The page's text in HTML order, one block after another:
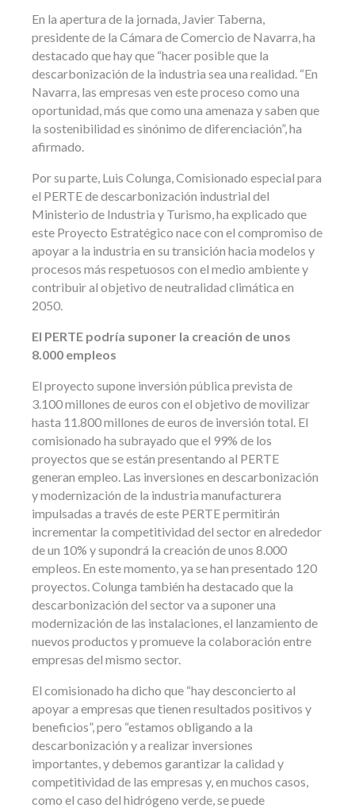
En la apertura de la jornada, Javier Taberna,
presidente de la Cámara de Comercio de Navarra, ha
destacado que hay que “hacer posible que la
descarbonización de la industria sea una realidad. “En
Navarra, las empresas ven este proceso como una
oportunidad, más que como una amenaza y saben que
la sostenibilidad es sinónimo de diferenciación”, ha
afirmado.
Por su parte, Luis Colunga, Comisionado especial para
el PERTE de descarbonización industrial del
Ministerio de Industria y Turismo, ha explicado que
este Proyecto Estratégico nace con el compromiso de
apoyar a la industria en su transición hacia modelos y
procesos más respetuosos con el medio ambiente y
contribuir al objetivo de neutralidad climática en
2050.
El PERTE podría suponer la creación de unos
8.000 empleos
El proyecto supone inversión pública prevista de
3.100 millones de euros con el objetivo de movilizar
hasta 11.800 millones de euros de inversión total. El
comisionado ha subrayado que el 99% de los
proyectos que se están presentando al PERTE
generan empleo. Las inversiones en descarbonización
y modernización de la industria manufacturera
impulsadas a través de este PERTE permitirán
incrementar la competitividad del sector en alrededor
de un 10% y supondrá la creación de unos 8.000
empleos. En este momento, ya se han presentado 120
proyectos. Colunga también ha destacado que la
descarbonización del sector va a suponer una
modernización de las instalaciones, el lanzamiento de
nuevos productos y promueve la colaboración entre
empresas del mismo sector.
El comisionado ha dicho que “hay desconcierto al
apoyar a empresas que tienen resultados positivos y
beneficios”, pero “estamos obligando a la
descarbonización y a realizar inversiones
importantes, y debemos garantizar la calidad y
competitividad de las empresas y, en muchos casos,
como el caso del hidrógeno verde, se puede